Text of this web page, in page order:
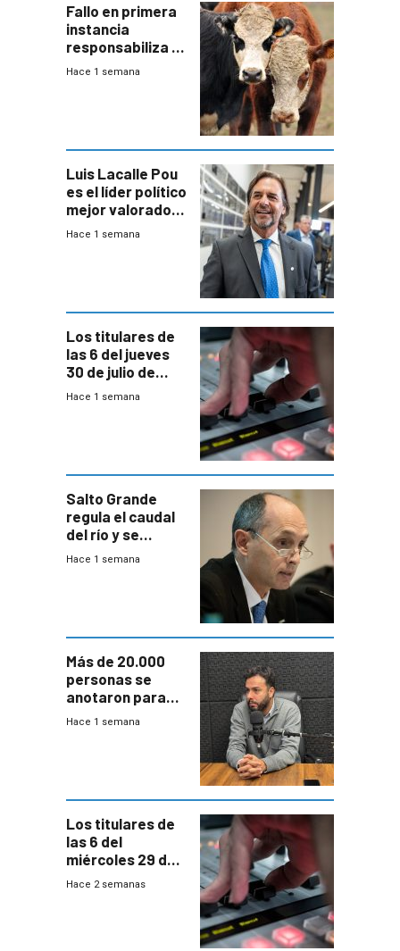
Fallo en primera
instancia
responsabiliza al
Estado por falta
Hace 1 semana
Luis Lacalle Pou
es el líder político
mejor valorado
del país, según
Hace 1 semana
Los titulares de
las 6 del jueves
30 de julio de
2026
Hace 1 semana
Salto Grande
regula el caudal
del río y se
prepara para un
Hace 1 semana
Más de 20.000
personas se
anotaron para
las pruebas
Hace 1 semana
Los titulares de
las 6 del
miércoles 29 de
julio de 2026
Hace 2 semanas